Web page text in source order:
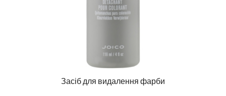
Засіб для видалення фарби